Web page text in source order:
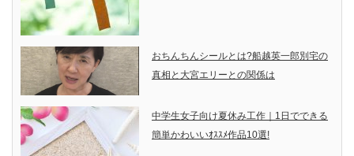
おちんちんシールとは?船越英一郎別宅の
真相と大宮エリーとの関係は
中学生女子向け夏休み工作｜1日でできる
簡単かわいいｵｽｽﾒ作品10選!